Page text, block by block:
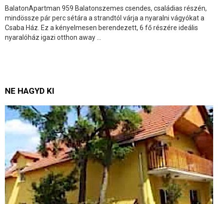
BalatonApartman 959 Balatonszemes csendes, családias részén,
mindössze pár perc sétára a strandtól várja a nyaralni vágyókat a
Csaba Ház. Ez a kényelmesen berendezett, 6 fő részére ideális
nyaralóház igazi otthon away ...
NE HAGYD KI